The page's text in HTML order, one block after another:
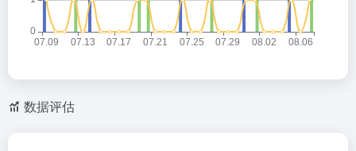
数据评估